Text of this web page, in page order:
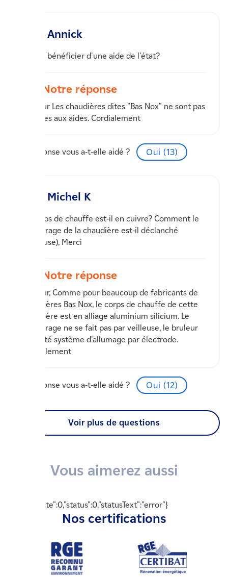
Annick
puis je bénéficier d'une aide de l'état?
Notre réponse
Bonjour Les chaudières dites "Bas Nox" ne sont pas
éligibles aux aides. Cordialement
Cette réponse vous a-t-elle aidé ? Oui (13)
Michel K
Le corps de chauffe est-il en cuivre? Comment le
démarrage de la chaudière est-il déclanché
(veilleuse), Merci
Notre réponse
Bonjour, Comme pour beaucoup de fabricants de
chaudières Bas Nox, le corps de chauffe de cette
chaudière est en alliage aluminium silicium. Le
démarrage ne se fait pas par veilleuse, le bruleur
est doté système d'allumage par électrode.
Cordialement
Cette réponse vous a-t-elle aidé ? Oui (12)
Voir plus de questions
Vous aimerez aussi
{"readyState":0,"status":0,"statusText":"error"}
Nos certifications